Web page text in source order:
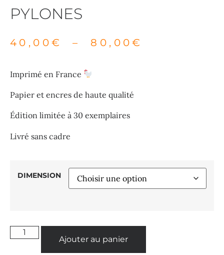
PYLONES
40,00 € – 80,00€
Imprimé en France
Papier et encres de haute qualité
Édition limitée à 30 exemplaires
Livré sans cadre
DIMENSION
Ajouter au panier